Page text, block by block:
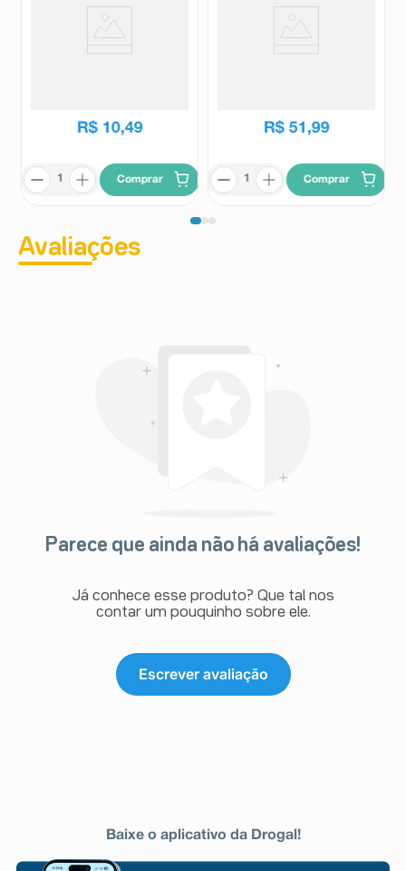
R$ 10,49
Comprar
R$ 51 ,99
Comprar
Avaliações
Parece que ainda não há avaliações!
Já conhece esse produto? Que tal nos
contar um pouquinho sobre ele.
Escrever avaliação
Baixe o aplicativo da Drogal!